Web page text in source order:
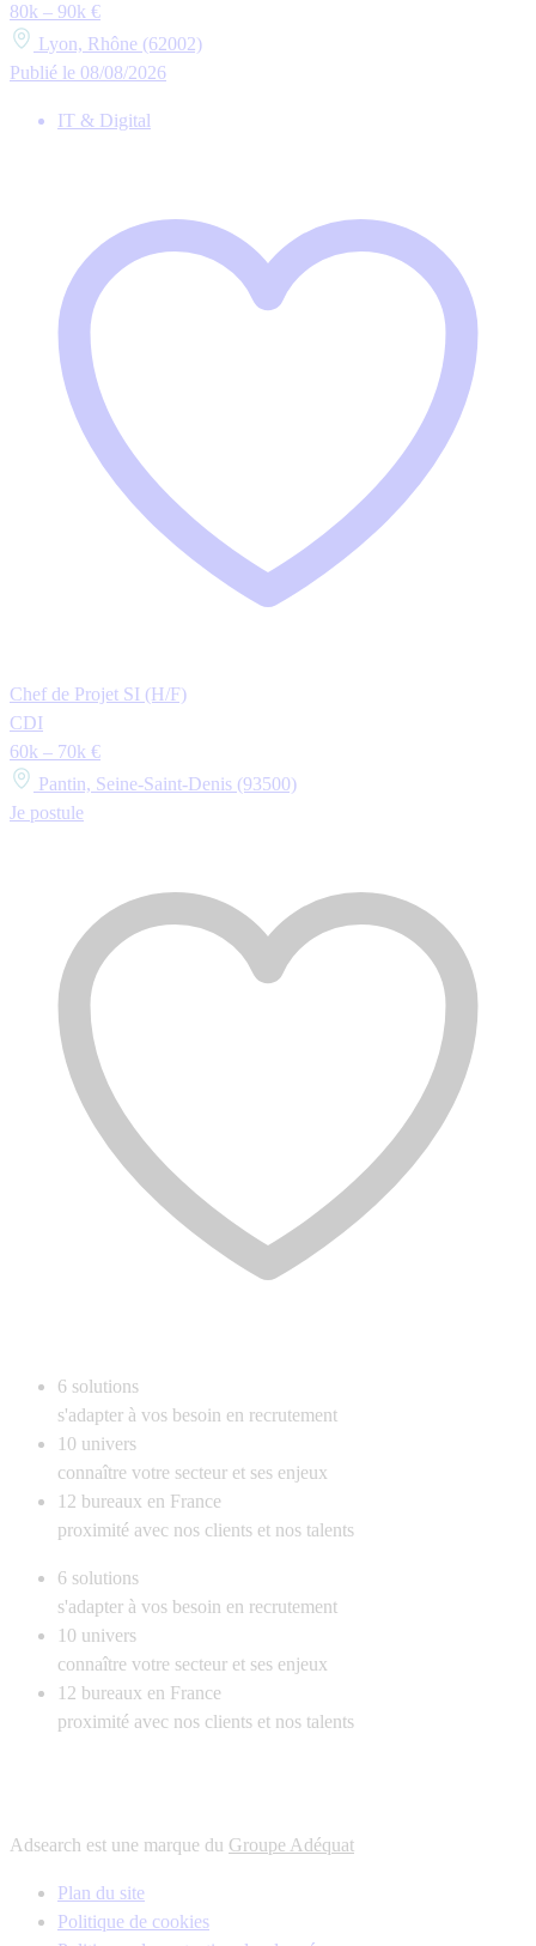
80k – 90k €
Lyon, Rhône (62002)
Publié le 08/08/2026
IT & Digital
Chef de Projet SI (H/F)
CDI
60k – 70k €
Pantin, Seine-Saint-Denis (93500)
Je postule
6 solutions
s'adapter à vos besoin en recrutement
10 univers
connaître votre secteur et ses enjeux
12 bureaux en France
proximité avec nos clients et nos talents
6 solutions
s'adapter à vos besoin en recrutement
10 univers
connaître votre secteur et ses enjeux
12 bureaux en France
proximité avec nos clients et nos talents
Adsearch est une marque du Groupe Adéquat
Plan du site
Politique de cookies